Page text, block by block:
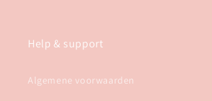
Help & support
Algemene voorwaarden